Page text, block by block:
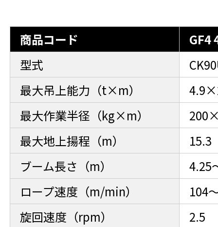
商品コード
GF4
型式
最大吊上能力（t×m）
最大作業半径（kg×m）
最大地上揚程（m）
15.3
ブーム長さ（m）
4.25
ロープ速度（m/min）
104
旋回速度（rpm）
2.5